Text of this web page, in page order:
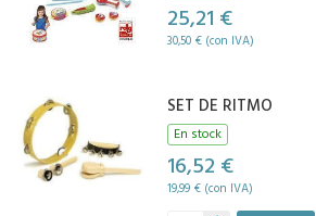
25,21 €
30,50 € (con IVA)
SET DE RITMO
En stock
16,52 €
19,99 € (con IVA)